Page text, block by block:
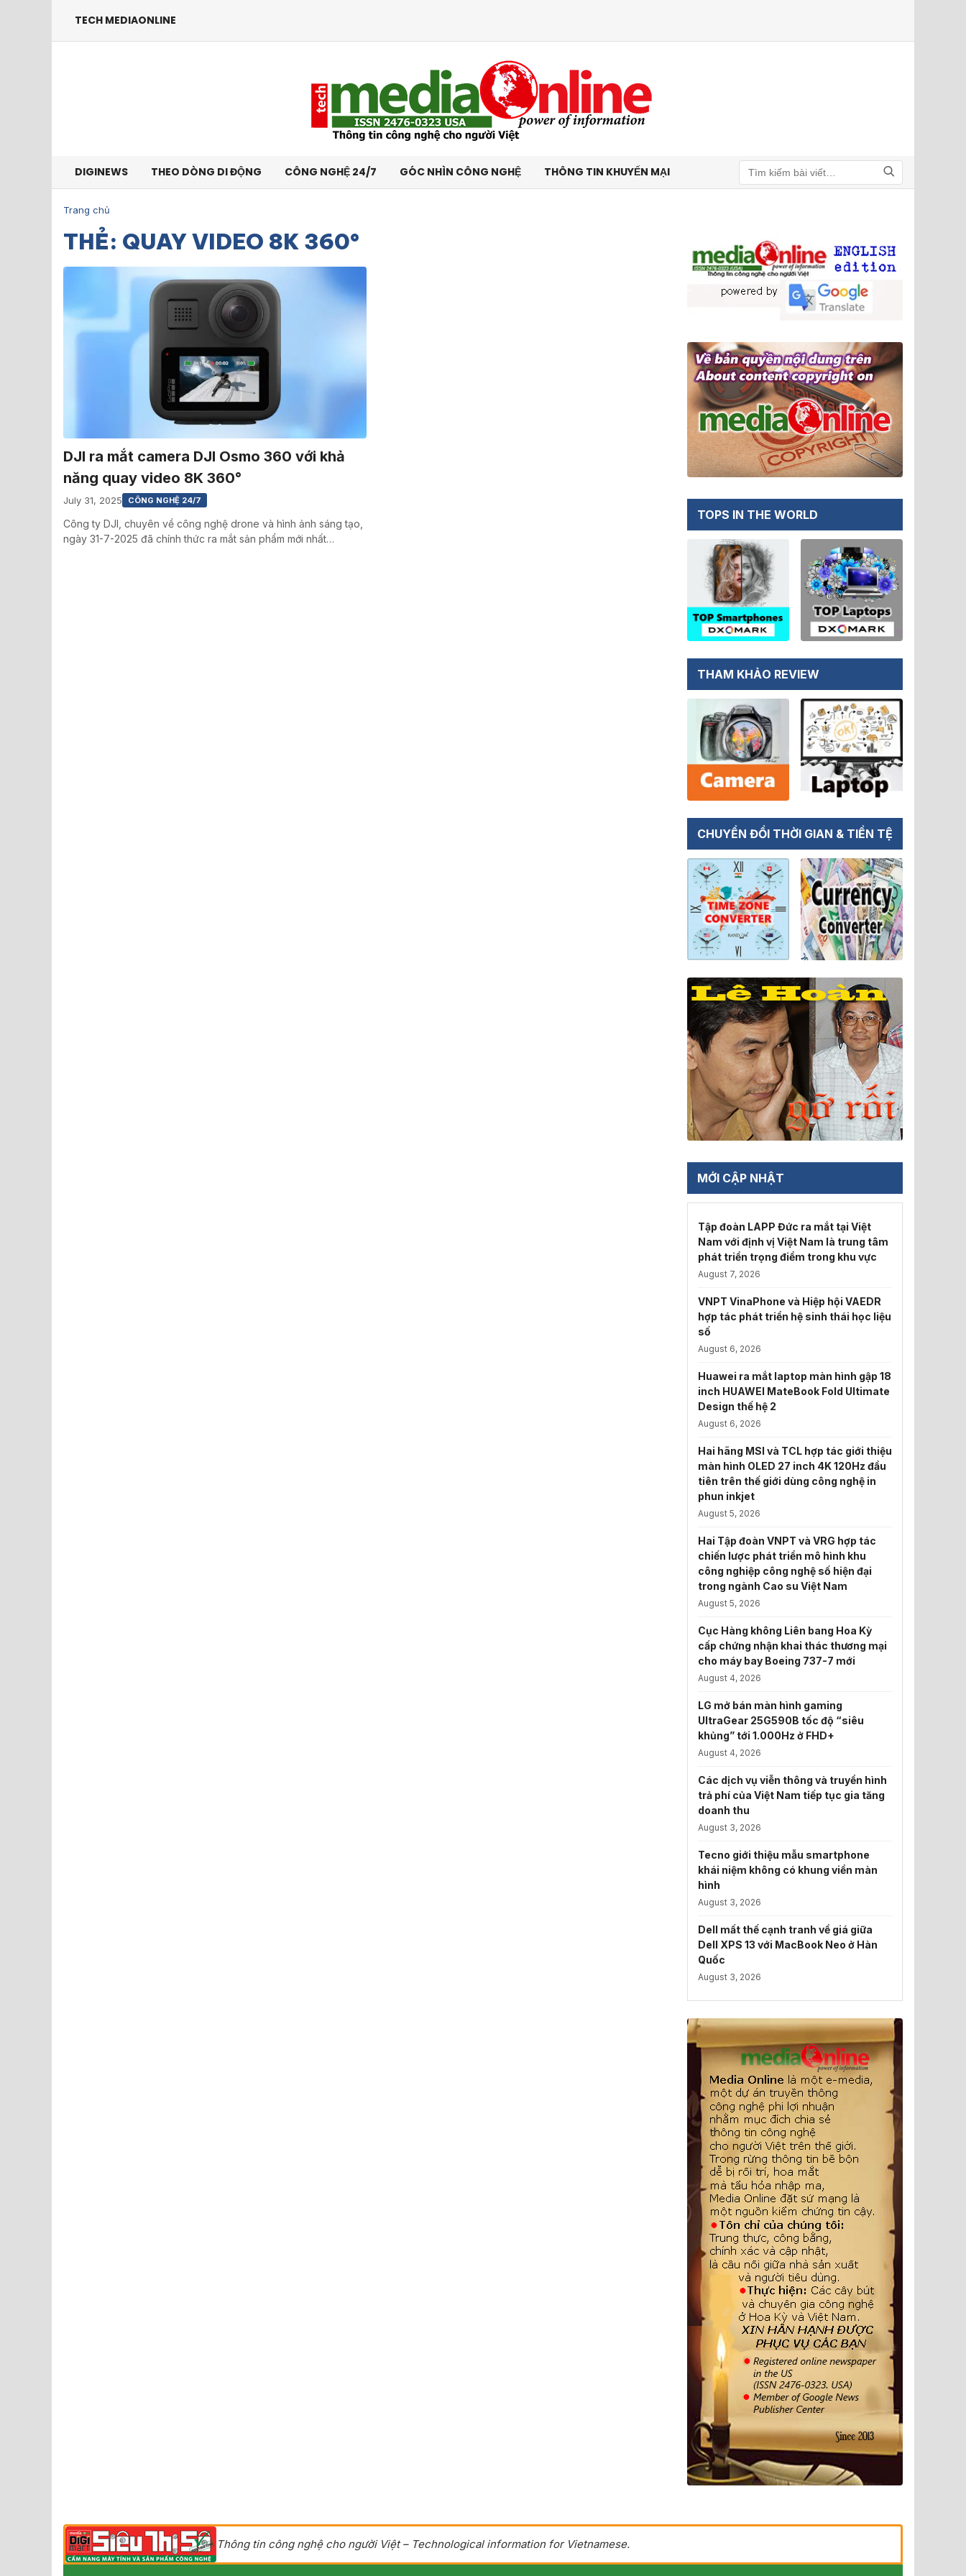
TECH MEDIAONLINE
DIGINEWS THEO DÒNG DI ĐỘNG CÔNG NGHỆ 24/7 GÓC NHÌN CÔNG NGHỆ THÔNG TIN KHUYẾN MẠI
Tìm kiếm
Trang chủ
THẺ: QUAY VIDEO 8K 360°
DJI ra mắt camera DJI Osmo 360 với khả
năng quay video 8K 360°
July 31, 2025 CÔNG NGHỆ 24/7
Công ty DJI, chuyên về công nghệ drone và hình ảnh sáng tạo,
ngày 31-7-2025 đã chính thức ra mắt sản phẩm mới nhất…
TOPS IN THE WORLD
THAM KHẢO REVIEW
CHUYỂN ĐỔI THỜI GIAN & TIỀN TỆ
MỚI CẬP NHẬT
Tập đoàn LAPP Đức ra mắt tại Việt
Nam với định vị Việt Nam là trung tâm
phát triển trọng điểm trong khu vực
August 7, 2026
VNPT VinaPhone và Hiệp hội VAEDR
hợp tác phát triển hệ sinh thái học liệu
số
August 6, 2026
Huawei ra mắt laptop màn hình gập 18
inch HUAWEI MateBook Fold Ultimate
Design thế hệ 2
August 6, 2026
Hai hãng MSI và TCL hợp tác giới thiệu
màn hình OLED 27 inch 4K 120Hz đầu
tiên trên thế giới dùng công nghệ in
phun inkjet
August 5, 2026
Hai Tập đoàn VNPT và VRG hợp tác
chiến lược phát triển mô hình khu
công nghiệp công nghệ số hiện đại
trong ngành Cao su Việt Nam
August 5, 2026
Cục Hàng không Liên bang Hoa Kỳ
cấp chứng nhận khai thác thương mại
cho máy bay Boeing 737-7 mới
August 4, 2026
LG mở bán màn hình gaming
UltraGear 25G590B tốc độ “siêu
khủng” tới 1.000Hz ở FHD+
August 4, 2026
Các dịch vụ viễn thông và truyền hình
trả phí của Việt Nam tiếp tục gia tăng
doanh thu
August 3, 2026
Tecno giới thiệu mẫu smartphone
khái niệm không có khung viền màn
hình
August 3, 2026
Dell mất thế cạnh tranh về giá giữa
Dell XPS 13 với MacBook Neo ở Hàn
Quốc
August 3, 2026
Thông tin công nghệ cho người Việt – Technological information for Vietnamese.